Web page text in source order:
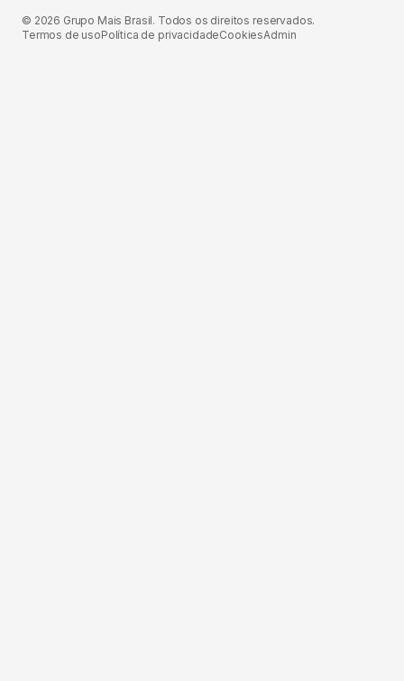
© 2026 Grupo Mais Brasil. Todos os direitos reservados.
Termos de usoPolítica de privacidadeCookiesAdmin